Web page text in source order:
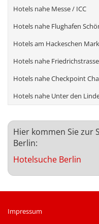
Hotels nahe Messe / ICC
Hotels nahe Flughafen
Hotels am Hackeschen
Hotels nahe Friedrichstrasse
Hotels nahe Checkpoint
Hotels nahe Unter den
Hier kommen Sie zur
Berlin:
Hotelsuche Berlin
Impressum